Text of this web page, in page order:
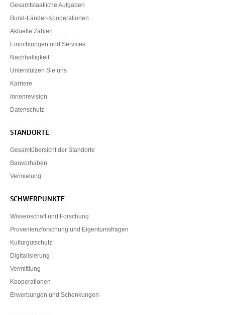
Gesamtstaatliche Aufgaben
Bund-Länder-Kooperationen
Aktuelle Zahlen
Einrichtungen und Services
Nachhaltigkeit
Unterstützen Sie uns
Karriere
Innenrevision
Datenschutz
STANDORTE
Gesamtübersicht der Standorte
Bauvorhaben
Vermietung
SCHWERPUNKTE
Wissenschaft und Forschung
Provenienzforschung und Eigentumsfragen
Kulturgutschutz
Digitalisierung
Vermittlung
Kooperationen
Erwerbungen und Schenkungen